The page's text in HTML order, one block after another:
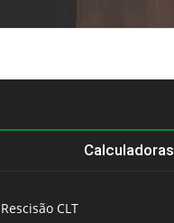
Calculadoras
Rescisão CLT